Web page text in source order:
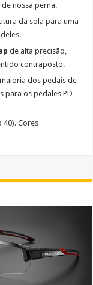
nossa perna.
da sola para uma
de alta precisão,
contraposto.
dos pedais de
para os pedales PD-
40). Cores